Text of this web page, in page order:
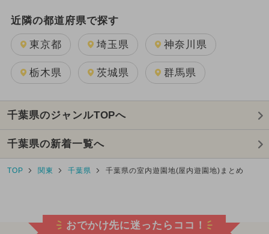
近隣の都道府県で探す
東京都 埼玉県 神奈川県
栃木県 茨城県 群馬県
千葉県のジャンルTOPへ
千葉県の新着一覧へ
TOP 関東 千葉県 千葉県の室内遊園地(屋内遊園地)まとめ
おでかけ先に迷ったらココ！